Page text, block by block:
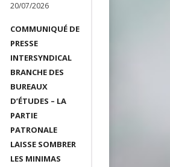
20/07/2026
COMMUNIQUÉ DE
PRESSE
INTERSYNDICAL
BRANCHE DES
BUREAUX
D’ÉTUDES – LA
PARTIE
PATRONALE
LAISSE SOMBRER
LES MINIMAS